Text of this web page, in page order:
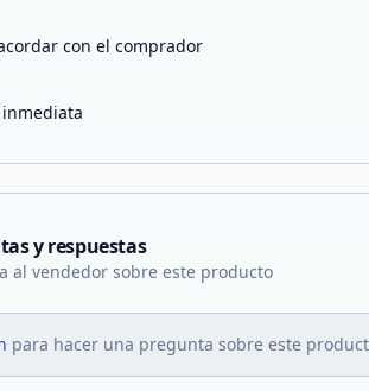
con el comprador
y respuestas
al vendedor sobre este producto
para hacer una pregunta sobre este